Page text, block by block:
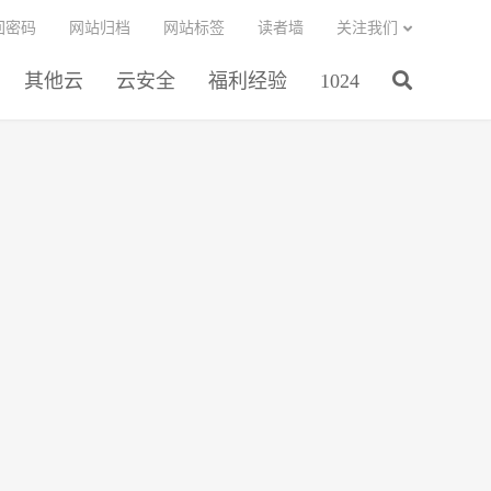
其他云 云安全 福利经验 1024
密码 网站归档 网站标签 读者墙 关注我们